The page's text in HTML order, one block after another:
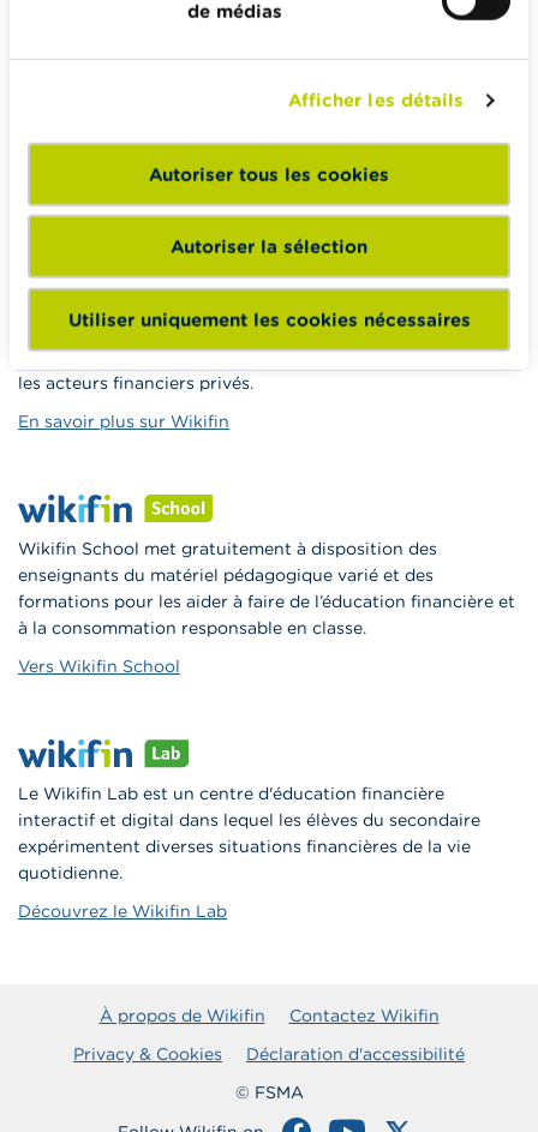
de médias
Afficher les détails
Autoriser tous les cookies
Autoriser la sélection
Utiliser uniquement les cookies nécessaires
Pension et préparation de la retraite
Impôts, emplois et revenus
Logement et emprunt hypothécaire
met gratuitement à votre disposition une information
indépendante, fiable et pratique. Il est sans aucun lien avec
les acteurs financiers privés.
En savoir plus sur Wikifin
Wikifin School met gratuitement à disposition des
enseignants du matériel pédagogique varié et des
formations pour les aider à faire de l’éducation financière et
à la consommation responsable en classe.
Vers Wikifin School
Le Wikifin Lab est un centre d'éducation financière
interactif et digital dans lequel les élèves du secondaire
expérimentent diverses situations financières de la vie
quotidienne.
Découvrez le Wikifin Lab
À propos de Wikifin
Contactez Wikifin
Privacy & Cookies
Déclaration d'accessibilité
© FSMA